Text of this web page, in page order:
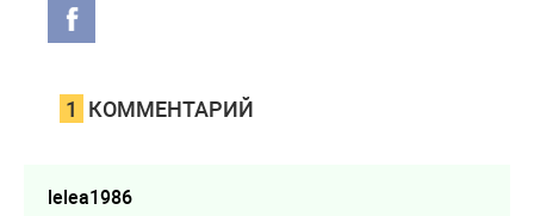
1 КОММЕНТАРИЙ
lelea1986